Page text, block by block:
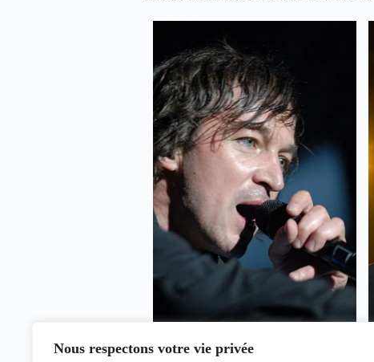
Nous respectons votre vie privée
Claudie Fournier, le 28 Juin 2008